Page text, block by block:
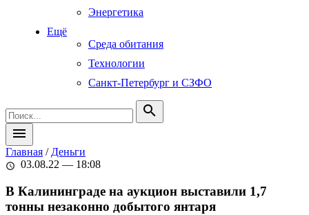
Энергетика
Ещё
Среда обитания
Технологии
Санкт-Петербург и СЗФО
search
menu
Главная / Деньги
schedule 03.08.22 — 18:08
В Калининграде на аукцион выставили 1,7
тонны незаконно добытого янтаря